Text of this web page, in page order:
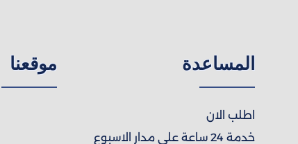
المساعدة
اطلب الان
خدمة 24 ساعة علي مدار الاسبوع
موقعنا